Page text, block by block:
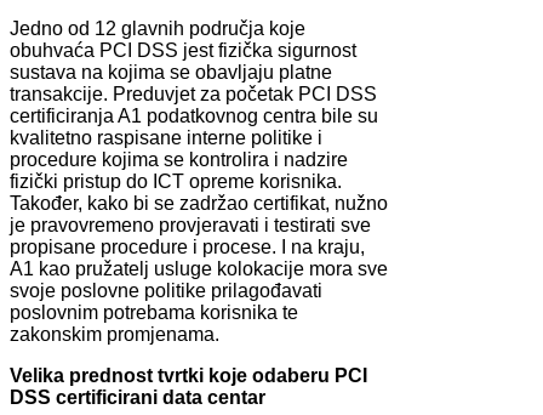
Jedno od 12 glavnih područja koje
obuhvaća PCI DSS jest fizička sigurnost
sustava na kojima se obavljaju platne
transakcije. Preduvjet za početak PCI DSS
certificiranja A1 podatkovnog centra bile su
kvalitetno raspisane interne politike i
procedure kojima se kontrolira i nadzire
fizički pristup do ICT opreme korisnika.
Također, kako bi se zadržao certifikat, nužno
je pravovremeno provjeravati i testirati sve
propisane procedure i procese. I na kraju,
A1 kao pružatelj usluge kolokacije mora sve
svoje poslovne politike prilagođavati
poslovnim potrebama korisnika te
zakonskim promjenama.
Velika prednost tvrtki koje odaberu PCI
DSS certificirani data centar